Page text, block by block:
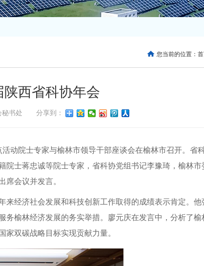
您当前的位置：
西省科协年会
秘书处 分享到：
动院士专家与榆林市领导干部座谈会在榆林市召开。省
院士蒋忠诚等院士专家 ，省科协党组书记李豫琦，榆林
席会议并发言。
经济社会发展和科技创新工作取得的成绩表示肯定。他
榆林经济发展的务实举措。廖元庆在发言中，分析了榆
双碳战略目标实现贡献力量。